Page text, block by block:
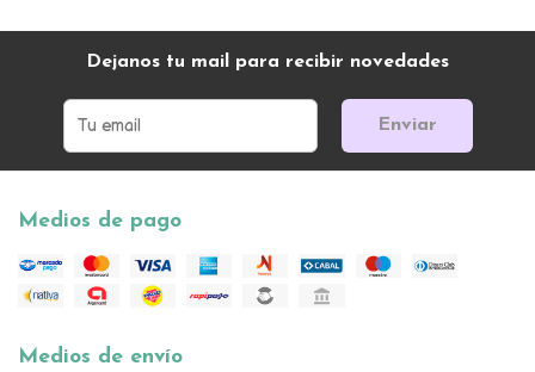
Dejanos tu mail para recibir novedades
Enviar
Medios de pago
Medios de envío